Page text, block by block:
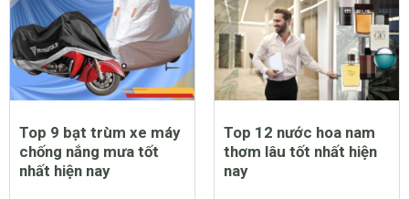
Top 9 bạt trùm xe máy
chống nắng mưa tốt
nhất hiện nay
Top 12 nước hoa nam
thơm lâu tốt nhất hiện
nay